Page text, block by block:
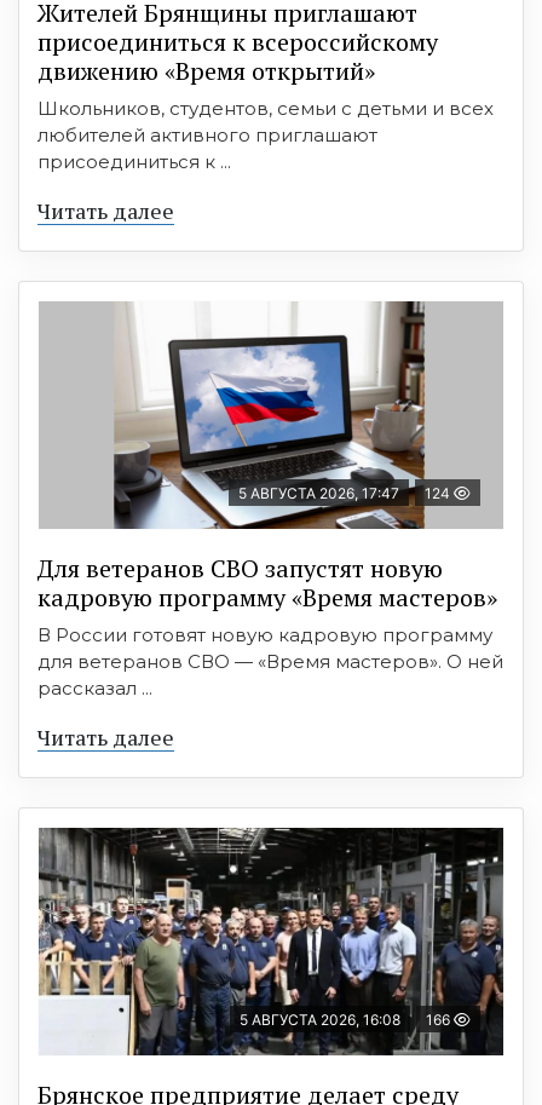
Жителей Брянщины приглашают
присоединиться к всероссийскому
движению «Время открытий»
Школьников, студентов, семьи с детьми и всех
любителей активного приглашают
присоединиться к ...
Читать далее
5 АВГУСТА 2026, 17:47 124
Для ветеранов СВО запустят новую
кадровую программу «Время мастеров»
В России готовят новую кадровую программу
для ветеранов СВО — «Время мастеров». О ней
рассказал ...
Читать далее
5 АВГУСТА 2026, 16:08 166
Брянское предприятие делает среду